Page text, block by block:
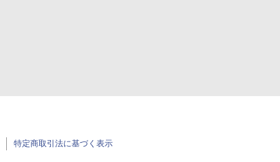
特定商取引法に基づく表示